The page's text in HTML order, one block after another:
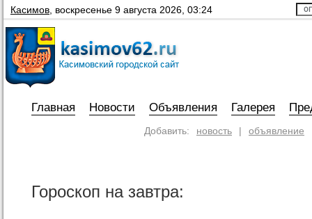
Касимов воскресенье 9 августа 2026, 03:24
Главная Новости Объявления Галерея
Добавить: новость | объявление
Гороскоп на завтра: